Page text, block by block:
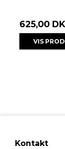
625,00
VIS
Kontakt